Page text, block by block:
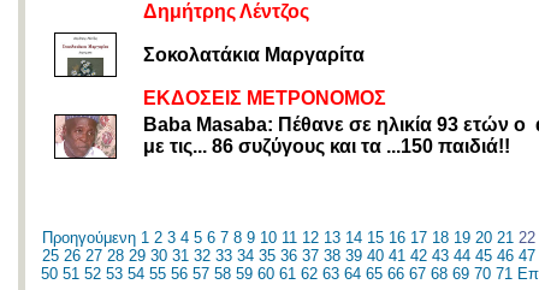
Δημήτρης Λέντζος
Σοκολατάκια Μαργαρίτα
ΕΚΔΟΣΕΙΣ ΜΕΤΡΟΝΟΜΟΣ
Baba Masaba: Πέθανε σε ηλικία 93 ετών ο
με τις... 86 συζύγους και τα ...150 παιδιά!!
Προηγούμενη 1 2 3 4 5 6 7 8 9 10 11 12 13 14 15 16 17 18 19 20 21 22
25 26 27 28 29 30 31 32 33 34 35 36 37 38 39 40 41 42 43 44 45 46 47
50 51 52 53 54 55 56 57 58 59 60 61 62 63 64 65 66 67 68 69 70 71